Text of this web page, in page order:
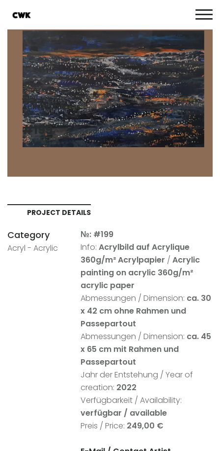
ACRYL - ACRYLIC
#199
PROJECT DETAILS
Category
Acryl - Acrylic
№: #199
Info:Acrylbild aufAcrylique
360g/m² Acrylpapier /Acrylic
painting on acrylic 360g/m²
acrylic paper
Abmessungen / Dimension: ca. 30
x 42 cm ohne Rahmen und
Passepartout
Abmessungen / Dimension: ca. 45
x 65 cm mit Rahmen und
Passepartout
Jahr der Entstehung / Year of
creation: 2022
Verfügbarkeit / Availability:
verfügbar / available
Preis / Price: 249,00 €